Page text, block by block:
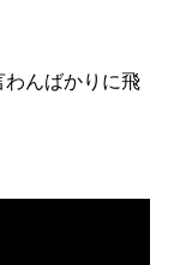
んばかりに飛